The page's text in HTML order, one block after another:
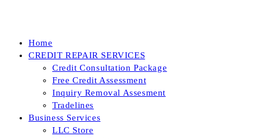
Home
CREDIT REPAIR SERVICES
Credit Consultation Package
Free Credit Assessment
Inquiry Removal Assesment
Tradelines
Business Services
LLC Store